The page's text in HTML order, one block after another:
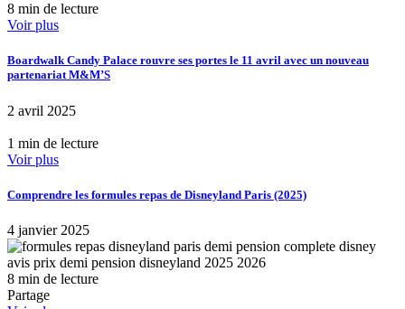
8 min de lecture
Voir plus
Boardwalk Candy Palace rouvre ses portes le 11 avril avec un nouveau
partenariat M&M’S
2 avril 2025
1 min de lecture
Voir plus
Comprendre les formules repas de Disneyland Paris (2025)
4 janvier 2025
8 min de lecture
Partage